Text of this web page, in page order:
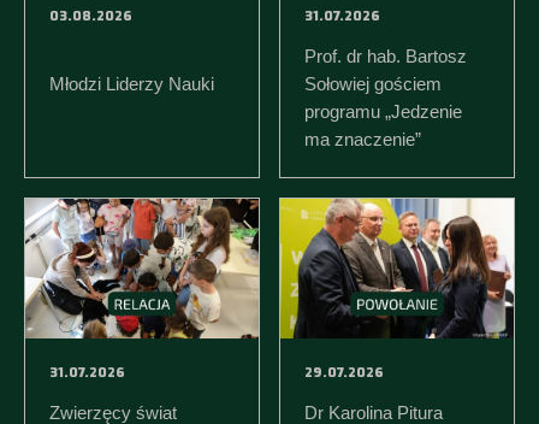
03.08.2026
Młodzi Liderzy Nauki
31.07.2026
Prof. dr hab. Bartosz
Sołowiej gościem
programu „Jedzenie
ma znaczenie”
31.07.2026
Zwierzęcy świat
29.07.2026
Dr Karolina Pitura